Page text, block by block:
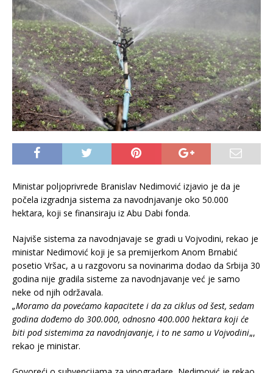
Ministar poljoprivrede Branislav Nedimović izjavio je da je
počela izgradnja sistema za navodnjavanje oko 50.000
hektara, koji se finansiraju iz Abu Dabi fonda.
Najviše sistema za navodnjavaje se gradi u Vojvodini, rekao je
ministar Nedimović koji je sa premijerkom Anom Brnabić
posetio Vršac, a u razgovoru sa novinarima dodao da Srbija 30
godina nije gradila sisteme za navodnjavanje već je samo
neke od njih održavala.
„Moramo da povećamo kapacitete i da za ciklus od šest, sedam
godina dođemo do 300.000, odnosno 400.000 hektara koji će
biti pod sistemima za navodnjavanje, i to ne samo u Vojvodini„,
rekao je ministar.